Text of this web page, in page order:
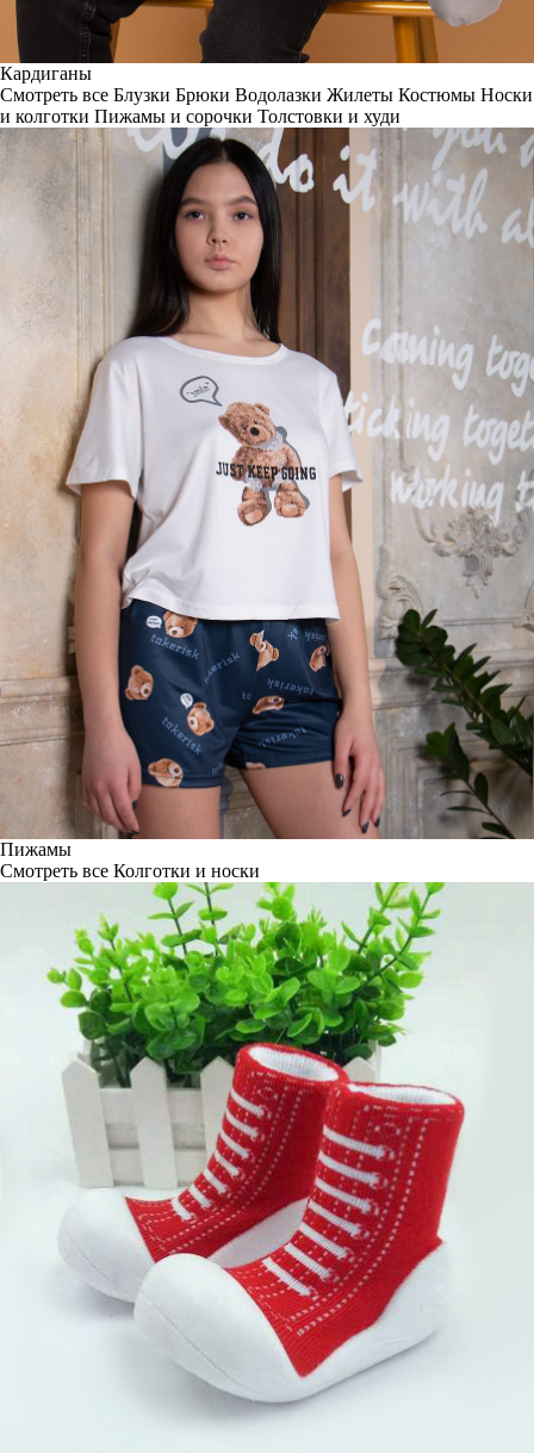
Кардиганы
Смотреть все Блузки Брюки Водолазки Жилеты Костюмы Носки
и колготки Пижамы и сорочки Толстовки и худи
Пижамы
Смотреть все Колготки и носки